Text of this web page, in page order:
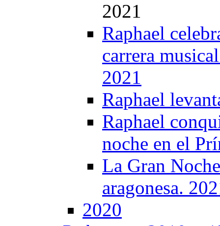
2021
Raphael
carrera
2021
Raphael
Raphael
noche en el
La Gran
aragonesa.
2020